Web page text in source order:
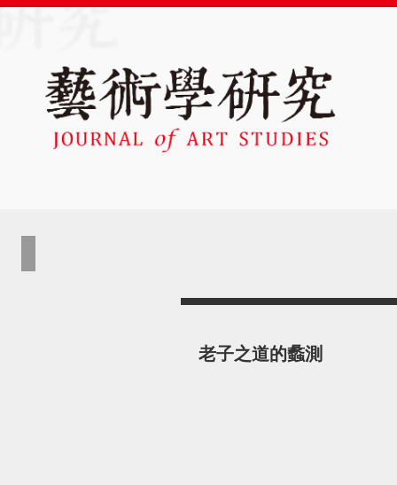
老子之道的蠡測